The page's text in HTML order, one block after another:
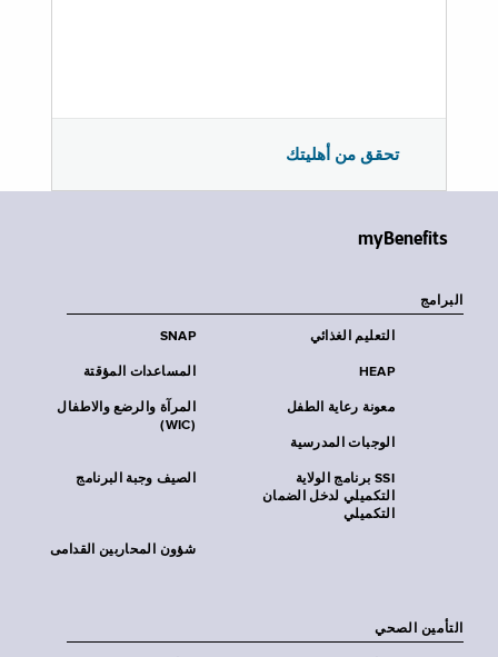
تحقق من أهليتك
myBenefits
البرامج
SNAP التعليم الغذائي
المساعدات المؤقتة HEAP
المرآة والرضع والاطفال
(WIC)
معونة رعاية الطفل
الوجبات المدرسية
الصيف وجبة البرنامج
SSI برنامج الولاية
التكميلي لدخل الضمان
التكميلي
شؤون المحاربين القدامى
التأمين الصحي